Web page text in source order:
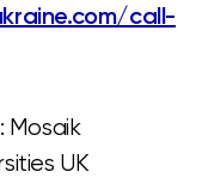
call-
Mosaik
UK